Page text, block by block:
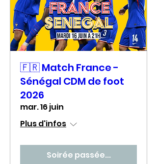
🇫🇷 Match France -
Sénégal CDM de foot
2026
mar. 16 juin
Plus d'infos
Soirée passée...